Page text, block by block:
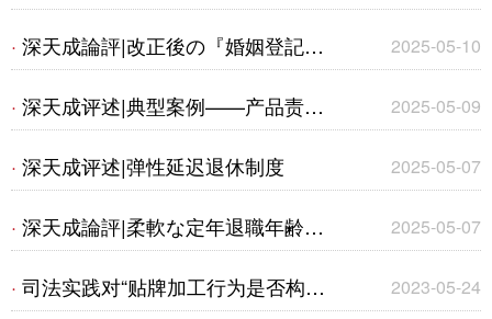
例》将于5月10日起施行
· 深天成論評|改正後の『婚姻登記条
例』が5月10日から施行
2025-05-10
· 深天成评述|典型案例——产品责任
纠纷案件及建筑物火灾事故案件
2025-05-09
· 深天成评述|弹性延迟退休制度 2025-05-07
· 深天成論評|柔軟な定年退職年齢の
引き上げ制度
2025-05-07
· 司法实践对“贴牌加工行为是否构成
2023-05-24